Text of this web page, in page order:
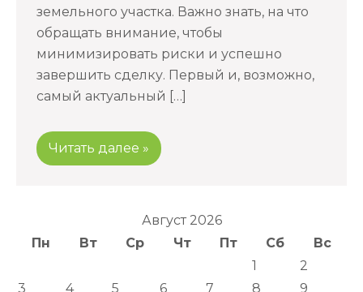
земельного участка. Важно знать, на что
обращать внимание, чтобы
минимизировать риски и успешно
завершить сделку. Первый и, возможно,
самый актуальный […]
Читать далее »
Август 2026
Пн
Вт Ср Чт Пт Сб
Вс
1
2
3
4 5 6 7 8
9